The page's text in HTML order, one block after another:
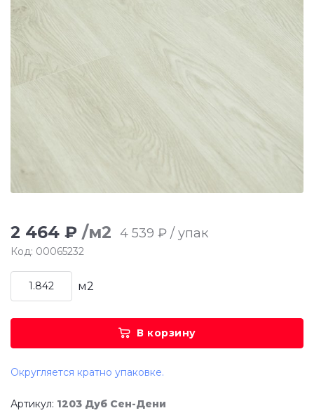
2 464 ₽ /м2 4 539 ₽ / упак
Код: 00065232
м2
В корзину
Округляется кратно упаковке.
Артикул: 1203 Дуб Сен-Дени